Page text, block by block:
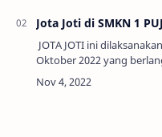
Jota Joti di SMKN 1
JOTA JOTI ini
Oktober 2022 yang
hari 3 malam.
JOTA JOTI ini dilaksanakan